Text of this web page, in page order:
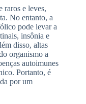
raros e leves,
No entanto, a
pode levar a
insônia e
disso, altas
organismo a
autoimunes
Portanto, é
por um